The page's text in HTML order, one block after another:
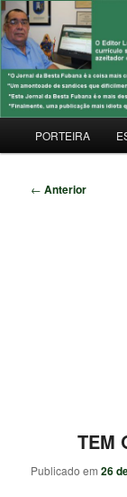
Pular
para
o
conteúdo
principalJORNAL
Uma Gazeta Escrota
principal
PORTEIRA
Navegação
← Anterior
TEM
Publicado em26